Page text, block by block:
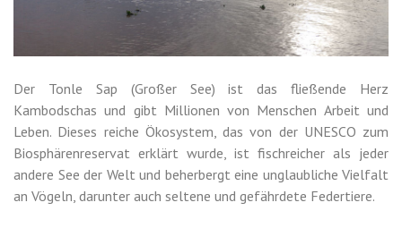
Der Tonle Sap (Großer See) ist das fließende Herz
Kambodschas und gibt Millionen von Menschen Arbeit und
Leben. Dieses reiche Ökosystem, das von der UNESCO zum
Biosphärenreservat erklärt wurde, ist fischreicher als jeder
andere See der Welt und beherbergt eine unglaubliche Vielfalt
an Vögeln, darunter auch seltene und gefährdete Federtiere.